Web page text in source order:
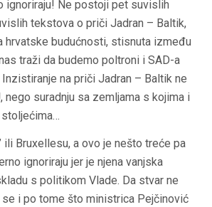
ignoriraju! Ne postoji pet suvislih
tekstova o priči Jadran – Baltik,
hrvatske budućnosti, stisnuta između
traži da budemo poltroni i SAD-a
na priči Jadran – Baltik ne
nego suradnju sa zemljama s kojima i
ili Bruxellesu, a ovo je nešto treće pa
ignoriraju jer je njena vanjska
s politikom Vlade. Da stvar ne
i po tome što ministrica Pejčinović